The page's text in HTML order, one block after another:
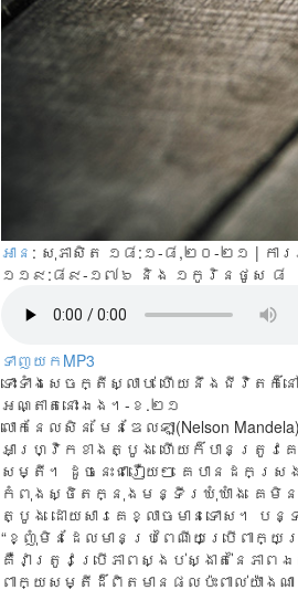
អាន : សុភាសិត ១៨:១-៨,២០-២១ | ការ
១១៩:៨៩-១៧៦ និង ១កូរិនថូស ៨
ទាញយកMP3
ទោះ​ទាំង​សេចក្តី​ស្លាប់ ហើយ​នឹង​ជីវិត​ក៏​
អណ្តាត​នោះ​ឯង។-ខ.២១
លោក​នែលសិន មែនឌែលឡា(Nelson
អាហ្វ្រិក​ខាង​ត្បូង ហើយ​ក៏​បាន​ត្រូវ​គ
សម្តី។ ដូច​នេះ​ជា​រឿយ​​ៗ គេ​បាន​ដក
កំពុង​ស្ថិត​ក្នុង​មន្ទីរ​ឃុំឃាំង គេ​មិន​
ត្បូង ដោយ​សារ​គេ​ខ្លាច​មាន​ទោស​។ បន្
“ខ្ញុំ​មិន​ដែល​មាន​ប្រពៃណីយ​ប្រើ​ពាក្យ​ស្
គឺ​វា​ត្រូវ​ប្រើ​ភាព​ស្ងប់​ស្ងាត់​នៃ​ភាព​
ពាក្យ​សម្តី​ដ៏​ពិត​មាន​ផល​ប៉ះ​ពាល់​យ៉ាង​